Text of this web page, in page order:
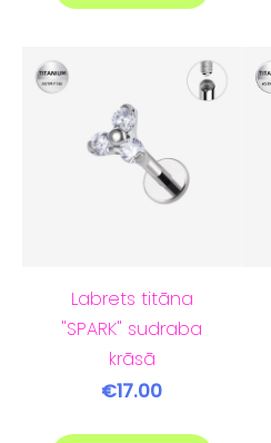
Labrets titāna
"SPARK" sudraba
krāsā
€17.00